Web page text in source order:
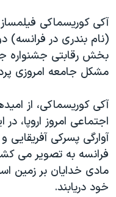
سفر پرزیدنت ترامپ به
(نام بندری در فرانسه)
بخش رقابتی جشنواره
مشکل جامعه امروزی
آکی کوریسماکی، از
اجتماعی امروز اروپا،
آوارگی پسرکی آفریقایی
فرانسه به تصویر می
مادی خدایان بر زمین
خود دریابند.